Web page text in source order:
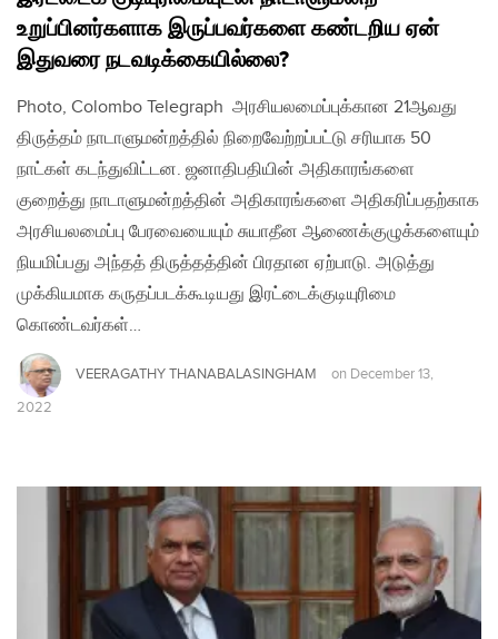
உறுப்பினர்களாக இருப்பவர்களை கண்டறிய ஏன்
இதுவரை நடவடிக்கையில்லை?
Photo, Colombo Telegraph அரசியலமைப்புக்கான 21ஆவது
திருத்தம் நாடாளுமன்றத்தில் நிறைவேற்றப்பட்டு சரியாக 50
நாட்கள் கடந்துவிட்டன. ஜனாதிபதியின் அதிகாரங்களை
குறைத்து நாடாளுமன்றத்தின் அதிகாரங்களை அதிகரிப்பதற்காக
அரசியலமைப்பு பேரவையையும் சுயாதீன ஆணைக்குழுக்களையும்
நியமிப்பது அந்தத் திருத்தத்தின் பிரதான ஏற்பாடு. அடுத்து
முக்கியமாக கருதப்படக்கூடியது இரட்டைக்குடியுரிமை
கொண்டவர்கள்…
VEERAGATHY THANABALASINGHAM on December 13,
2022